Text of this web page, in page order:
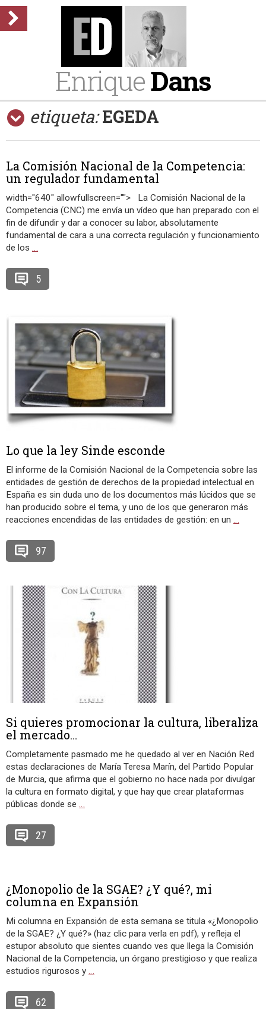
EnriqueDans
etiqueta: EGEDA
La Comisión Nacional de la Competencia:
un regulador fundamental
width="640" allowfullscreen=""> La Comisión Nacional de la
Competencia (CNC) me envía un vídeo que han preparado con el
fin de difundir y dar a conocer su labor, absolutamente
fundamental de cara a una correcta regulación y funcionamiento
de los …
5
Lo que la ley Sinde esconde
El informe de la Comisión Nacional de la Competencia sobre las
entidades de gestión de derechos de la propiedad intelectual en
España es sin duda uno de los documentos más lúcidos que se
han producido sobre el tema, y uno de los que generaron más
reacciones encendidas de las entidades de gestión: en un …
97
Si quieres promocionar la cultura, liberaliza
el mercado…
Completamente pasmado me he quedado al ver en Nación Red
estas declaraciones de María Teresa Marín, del Partido Popular
de Murcia, que afirma que el gobierno no hace nada por divulgar
la cultura en formato digital, y que hay que crear plataformas
públicas donde se …
27
¿Monopolio de la SGAE? ¿Y qué?, mi
columna en Expansión
Mi columna en Expansión de esta semana se titula «¿Monopolio
de la SGAE? ¿Y qué?» (haz clic para verla en pdf), y refleja el
estupor absoluto que sientes cuando ves que llega la Comisión
Nacional de la Competencia, un órgano prestigioso y que realiza
estudios rigurosos y …
62